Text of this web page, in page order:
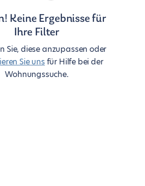
Keine Ergebnisse für
Ihre Filter
Sie, diese anzupassen oder
Sie uns für Hilfe bei der
Wohnungssuche.